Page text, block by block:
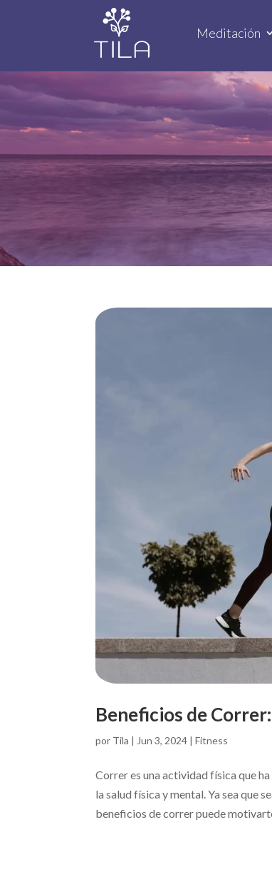
Meditación
Beneficios de
por Tila | Jun 3, 2024 |Fitness
Correr es una actividad física que
la salud física y mental. Ya sea que
beneficios de correr puede